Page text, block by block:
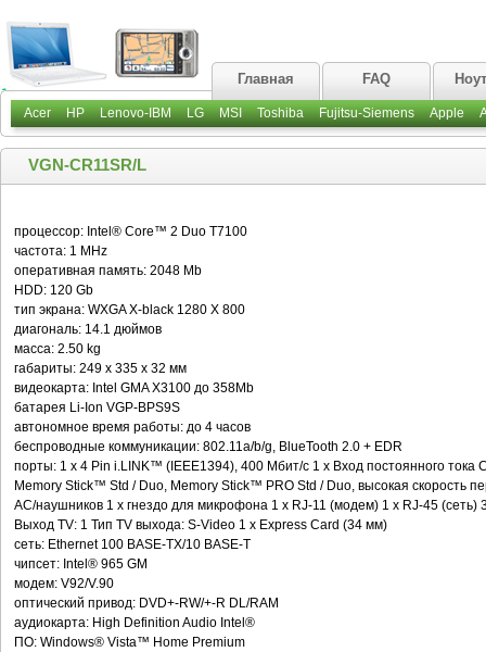
Главная FAQ
Acer HP Lenovo-IBM LG MSI Toshiba Fujitsu-Siemens Apple
VGN-CR11SR/L
процессор: Intel® Core™ 2 Duo T7100
частота: 1 MHz
оперативная память: 2048 Mb
HDD: 120 Gb
тип экрана: WXGA X-black 1280 X 800
диагональ: 14.1 дюймов
масса: 2.50 kg
габариты: 249 x 335 x 32 мм
видеокарта: Intel GMA X3100 до 358Mb
батарея Li-Ion VGP-BPS9S
автономное время работы: до 4 часов
беспроводные коммуникации: 802.11a/b/g, BlueTooth 2.0 + EDR
порты: 1 x 4 Pin i.LINK™ (IEEE1394), 400 Мбит/с 1 x Вход постоянного
Memory Stick™ Std / Duo, Memory Stick™ PRO Std / Duo, высокая скорость
АС/наушников 1 x гнездо для микрофона 1 x RJ-11 (модем) 1 x RJ-45 (сеть)
Выход TV: 1 Тип TV выхода: S-Video 1 x Express Card (34 мм)
сеть: Ethernet 100 BASE-TX/10 BASE-T
чипсет: Intel® 965 GM
модем: V92/V.90
оптический привод: DVD+-RW/+-R DL/RAM
аудиокарта: High Definition Audio Intel®
ПО: Windows® Vista™ Home Premium